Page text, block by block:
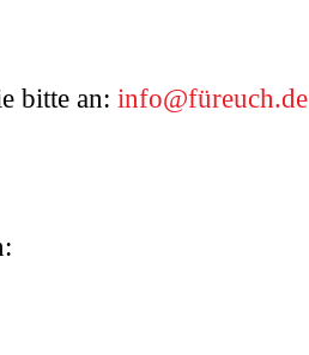
bitte an:info@füreuch.de